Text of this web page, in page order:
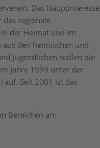
Das Hauptinteresse
regionale
der Heimat und im
den heimischen und
Jugendlichen stellen die
Jahre 1999 unter der
auf. Seit 2001 ist das
Bereichen an: